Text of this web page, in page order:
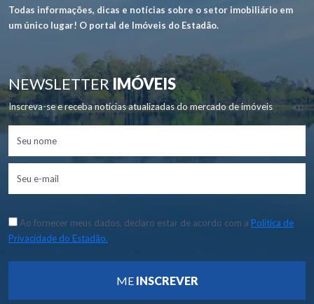
Todas informações, dicas e notícias sobre o setor imobiliário em
um único lugar! O portal de Imóveis do Estadão.
NEWSLETTERIMÓVEIS
Inscreva-se e receba notícias atualizadas do mercado de imóveis
Ao fornecer meus dados, declaro estar de acordo com a Política de
Privacidade do Estadão.
ME INSCREVER